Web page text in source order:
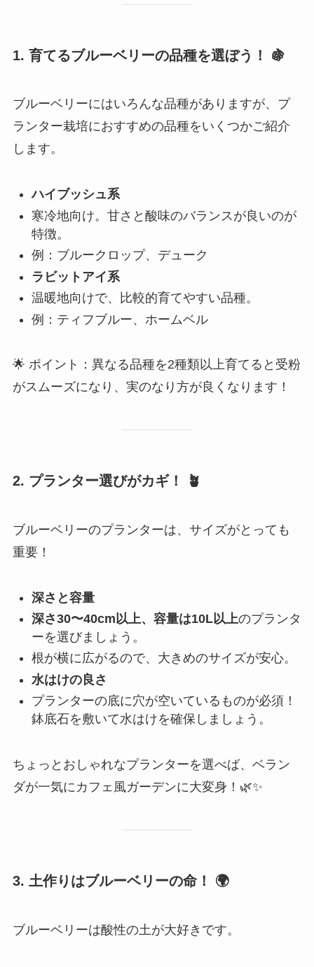
1. 育てるブルーベリーの品種を選ぼう！ 🍇
ブルーベリーにはいろんな品種がありますが、プ
ランター栽培におすすめの品種をいくつかご紹介
します。
ハイブッシュ系
寒冷地向け。甘さと酸味のバランスが良いのが
特徴。
例：ブルークロップ、デューク
ラビットアイ系
温暖地向けで、比較的育てやすい品種。
例：ティフブルー、ホームベル
🌟 ポイント：異なる品種を2種類以上育てると受粉
がスムーズになり、実のなり方が良くなります！
2. プランター選びがカギ！ 🪴
ブルーベリーのプランターは、サイズがとっても
重要！
深さと容量
深さ30〜40cm以上、容量は10L以上のプランタ
ーを選びましょう。
根が横に広がるので、大きめのサイズが安心。
水はけの良さ
プランターの底に穴が空いているものが必須！
鉢底石を敷いて水はけを確保しましょう。
ちょっとおしゃれなプランターを選べば、ベラン
ダが一気にカフェ風ガーデンに大変身！🌿✨
3. 土作りはブルーベリーの命！ 🌍
ブルーベリーは酸性の土が大好きです。